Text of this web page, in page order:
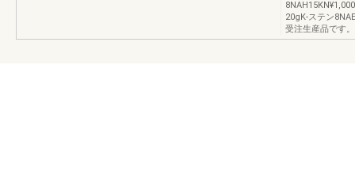
20gK-ステン
受注生産品です。